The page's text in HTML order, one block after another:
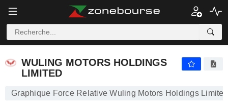
WULING MOTORS HOLDINGS
LIMITED
Graphique Force Relative Wuling Motors Holdings Limited